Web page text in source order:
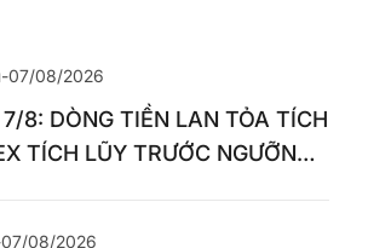
-07/08/2026
8: DÒNG TIỀN LAN TỎA TÍCH
TÍCH LŨY TRƯỚC NGƯỠNG
07/08/2026